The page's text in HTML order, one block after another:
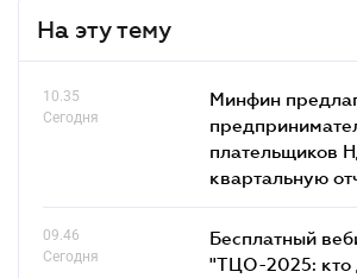
На эту тему
10.35
Сегодня
Минфин
плательщиков
квартальную
09.46
Сегодня
Бесплатный
"ТЦО-2025: кто